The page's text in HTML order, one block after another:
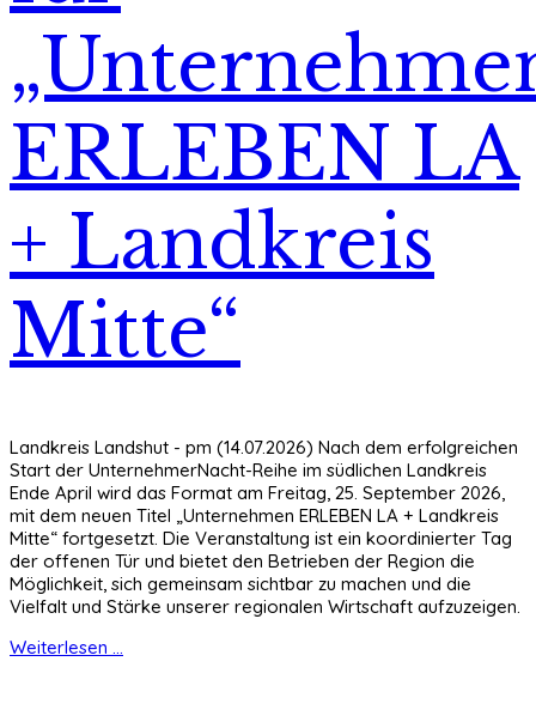
ERLEBEN LA
+ Landkreis
Mitte“
Landkreis Landshut - pm (14.07.2026) Nach dem erfolgreichen
Start der UnternehmerNacht-Reihe im südlichen Landkreis
Ende April wird das Format am Freitag, 25. September 2026,
mit dem neuen Titel „Unternehmen ERLEBEN LA + Landkreis
Mitte“ fortgesetzt. Die Veranstaltung ist ein koordinierter Tag
der offenen Tür und bietet den Betrieben der Region die
Möglichkeit, sich gemeinsam sichtbar zu machen und die
Vielfalt und Stärke unserer regionalen Wirtschaft aufzuzeigen.
Weiterlesen ...